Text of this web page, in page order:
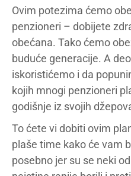
Ovim potezima ćemo
penzioneri – dobijete
obećana. Tako ćemo
buduće generacije. A
iskoristićemo i da
kojih mnogi penzioneri
godišnje iz svojih
To ćete vi dobiti ovim
plaše time kako će vam
posebno jer su se neki